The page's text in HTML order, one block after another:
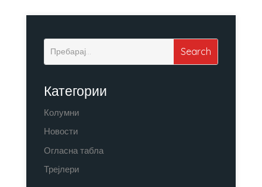
Категории
Колумни
Новости
Огласна табла
Трејлери